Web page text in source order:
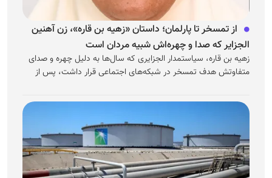
از تمسخر تا پارلمان؛ داستان «زهیه بن قاره»، زن آهنین
الجزایر که صدا و چهره‌اش شبیه مردان است
زهیه بن قاره، سیاستمدار الجزایری که سال‌ها به دلیل چهره و صدای
متفاوتش هدف تمسخر در شبکه‌های اجتماعی قرار داشت، پس از